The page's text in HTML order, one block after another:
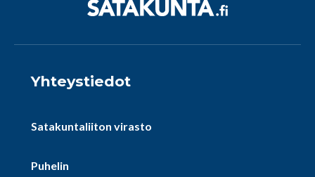
Yhteystiedot
Satakuntaliiton virasto
Puhelin